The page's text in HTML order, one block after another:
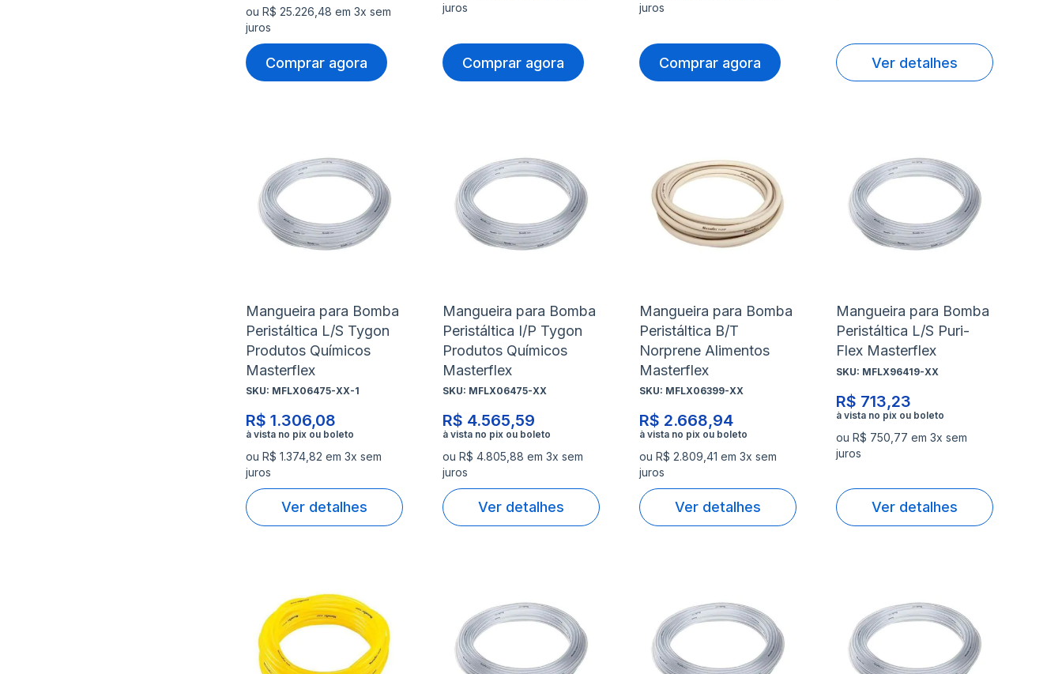
ou R$ 25.226,48 em 3x sem
juros
Comprar agora
juros
Comprar agora
juros
Comprar agora Ver detalhes
Mangueira para Bomba
Peristáltica L/S Tygon
Produtos Químicos
Masterflex
SKU: MFLX06475-XX-1
R$ 1.306,08
ou R$ 1.374,82 em 3x sem
juros
Ver detalhes
lista
de
Adicionar
para
Comparar
Mangueira para Bomba
Peristáltica I/P Tygon
Produtos Químicos
Masterflex
SKU: MFLX06475-XX
R$ 4.565,59
ou R$ 4.805,88 em 3x sem
juros
Ver detalhes
lista
de
Adicionar
para
Comparar
Mangueira para Bomba
Peristáltica B/T
Norprene Alimentos
Masterflex
SKU: MFLX06399-XX
R$ 2.668,94
ou R$ 2.809,41 em 3x sem
juros
Ver detalhes
lista
de
Adicionar
para
Comparar
Mangueira para Bomba
Peristáltica L/S Puri-
Flex Masterflex
SKU: MFLX96419-XX
R$ 713,23
ou R$ 750,77 em 3x sem
juros
Ver detalhes
lista
Adicionar
para
lista
Adicionar
para
lista
Adicionar
para